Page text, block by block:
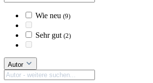
Wie neu (9)
Sehr gut (2)
Autor